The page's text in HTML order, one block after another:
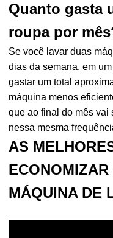
Quanto gasta
roupa por
Se você lavar duas
dias da semana, em
gastar um total
máquina menos
que ao final do mês vai
nessa mesma
AS
MÁQUINA DE